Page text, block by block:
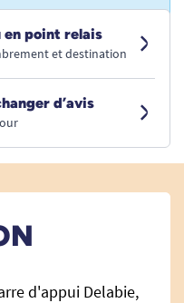
en point relais
et destination
d’avis
d'appui Delabie,